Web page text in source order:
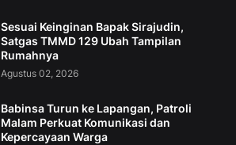
Sesuai Keinginan Bapak Sirajudin,
Satgas TMMD 129 Ubah Tampilan
Rumahnya
Agustus 02, 2026
Babinsa Turun ke Lapangan, Patroli
Malam Perkuat Komunikasi dan
Kepercayaan Warga